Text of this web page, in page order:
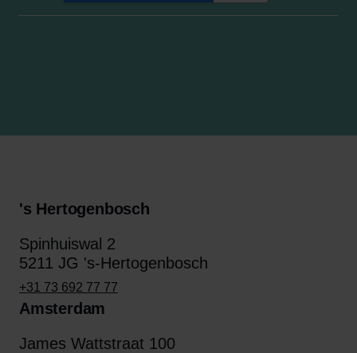
's Hertogenbosch
Spinhuiswal 2
5211 JG 's-Hertogenbosch
+31 73 692 77 77
Amsterdam
James Wattstraat 100